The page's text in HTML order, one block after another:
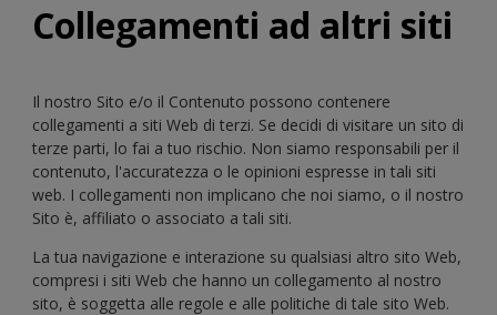
Collegamenti ad altri siti
Il nostro Sito e/o il Contenuto possono contenere
collegamenti a siti Web di terzi. Se decidi di visitare un sito di
terze parti, lo fai a tuo rischio. Non siamo responsabili per il
contenuto, l'accuratezza o le opinioni espresse in tali siti
web. I collegamenti non implicano che noi siamo, o il nostro
Sito è, affiliato o associato a tali siti.
La tua navigazione e interazione su qualsiasi altro sito Web,
compresi i siti Web che hanno un collegamento al nostro
sito, è soggetta alle regole e alle politiche di tale sito Web.